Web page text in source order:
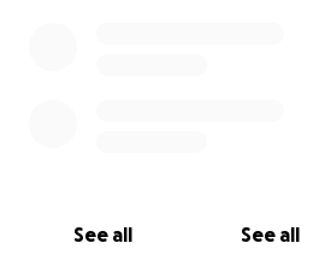
See all See all